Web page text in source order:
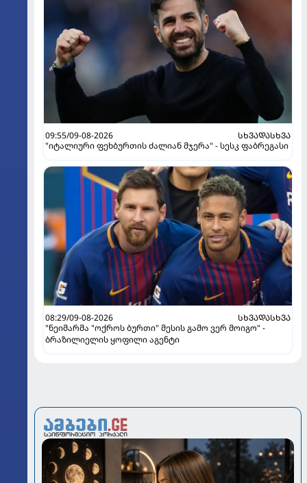
09:55/09-08-2026
ᲡᲮᲕᲐᲓᲐᲡᲮᲕᲐ
"იტალიური ფეხბურთის ძალიან მჯერა" - სესკ ფაბრეგასი
08:29/09-08-2026
ᲡᲮᲕᲐᲓᲐᲡᲮᲕᲐ
"ნეიმარმა "ოქროს ბურთი" მესის გამო ვერ მოიგო" -
ბრაზილიელის ყოფილი აგენტი